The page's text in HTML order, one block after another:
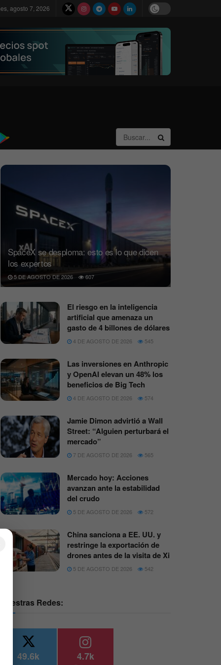
agosto 7, 2026
SpaceX se desploma: esto es lo que dicen
los expertos
5 DE AGOSTO DE 2026 607
El riesgo en la inteligencia
artificial que amenaza un
gasto de 4 billones de dólares
4 DE AGOSTO DE 2026 545
Las inversiones en Anthropic
y OpenAI elevan un 48% los
beneficios de Big Tech
4 DE AGOSTO DE 2026 574
Jamie Dimon advirtió a Wall
Street: “Alguien perturbará el
mercado”
7 DE AGOSTO DE 2026 565
Mercado hoy: Acciones
avanzan ante la estabilidad
del crudo
5 DE AGOSTO DE 2026 572
China sanciona a EE. UU. y
restringe la exportación de
drones antes de la visita de Xi
5 DE AGOSTO DE 2026 542
Nuestras Redes:
49.6k 4.7k